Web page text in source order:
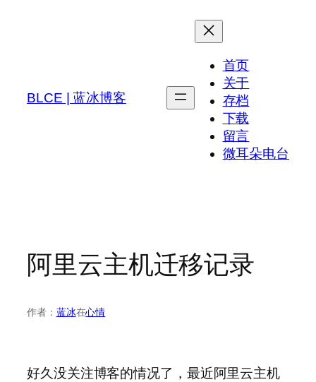
BLCE | 蓝冰博客
首页
关于
存档
下载
留言
微耳朵电台
阿里云主机迁移记录
作者： 蓝冰在心情
好久没关注博客的情况了，最近阿里云主机